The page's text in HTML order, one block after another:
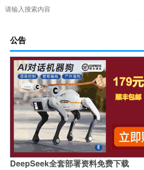
公告
DeepSeek全套部署资料免费下载